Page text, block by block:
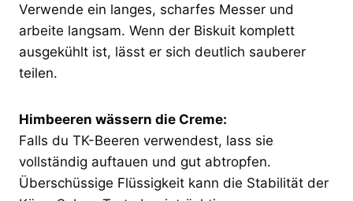
Verwende ein langes, scharfes Messer und
arbeite langsam. Wenn der Biskuit komplett
ausgekühlt ist, lässt er sich deutlich sauberer
teilen.
Himbeeren wässern die Creme:
Falls du TK-Beeren verwendest, lass sie
vollständig auftauen und gut abtropfen.
Überschüssige Flüssigkeit kann die Stabilität der